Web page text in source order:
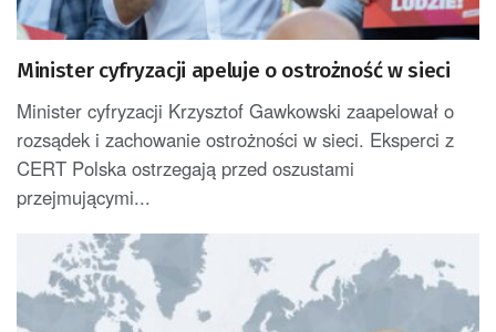
Minister cyfryzacji apeluje o ostrożność w sieci
Minister cyfryzacji Krzysztof Gawkowski zaapelował o
rozsądek i zachowanie ostrożności w sieci. Eksperci z
CERT Polska ostrzegają przed oszustami
przejmującymi...